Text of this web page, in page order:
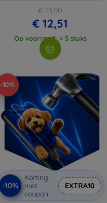
€ 13,90
€ 12,51
Op voorraad: > 5 stuks
-10%
-10%
Korting
met
coupon
EXTRA10